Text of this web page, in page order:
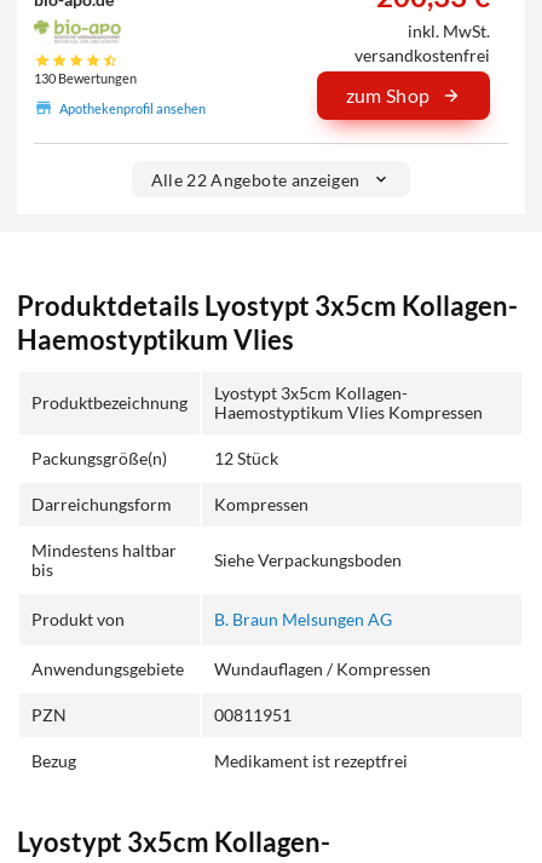
130 Bewertungen
Apothekenprofil ansehen
inkl. MwSt.
versandkostenfrei
zum Shop
Alle 22 Angebote anzeigen
Produktdetails Lyostypt 3x5cm Kollagen-
Haemostyptikum Vlies
Produktbezeichnung
Lyostypt 3x5cm Kollagen-
Haemostyptikum Vlies Kompressen
Packungsgröße(n) 12 Stück
Darreichungsform Kompressen
Mindestens haltbar
bis
Siehe Verpackungsboden
Produkt von B. Braun Melsungen AG
Anwendungsgebiete Wundauflagen / Kompressen
PZN 00811951
Bezug Medikament ist rezeptfrei
Lyostypt 3x5cm Kollagen-